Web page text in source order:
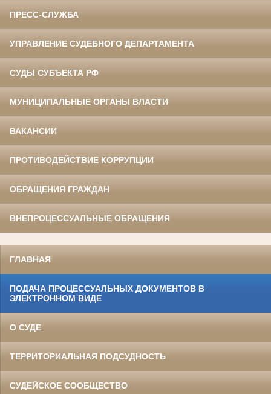
ПРЕСС-СЛУЖБА
УПРАВЛЕНИЕ СУДЕБНОГО ДЕПАРТАМЕНТА
СУДЫ СУБЪЕКТА РФ
МУНИЦИПАЛЬНЫЕ ОРГАНЫ ВЛАСТИ
ВАКАНСИИ
ПРОТИВОДЕЙСТВИЕ КОРРУПЦИИ
ОБРАЩЕНИЯ ГРАЖДАН
ВНЕПРОЦЕССУАЛЬНЫЕ ОБРАЩЕНИЯ
ГЛАВНАЯ
ПОДАЧА ПРОЦЕССУАЛЬНЫХ ДОКУМЕНТОВ В
ЭЛЕКТРОННОМ ВИДЕ
О СУДЕ
ТЕРРИТОРИАЛЬНАЯ ПОДСУДНОСТЬ
СУДЕЙСКОЕ СООБЩЕСТВО